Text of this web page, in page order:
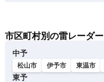
市区町村別の雷レーダー
中予
松山市 伊予市 東温市
東予